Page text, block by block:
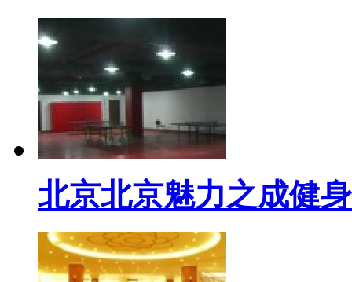
北京北京魅力之成健